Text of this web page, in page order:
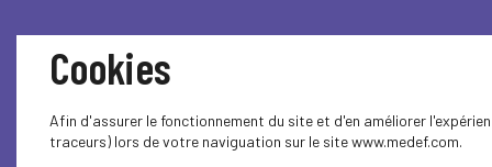
Cookies
Afin d'assurer le fonctionnement du site et d'en améliorer
traceurs) lors de votre naviguation sur le site www.medef.com.